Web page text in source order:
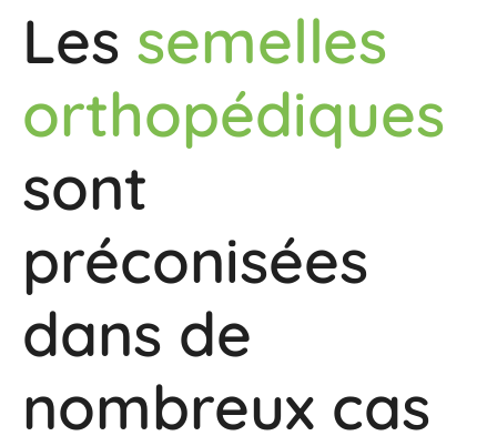
Les semelles
orthopédiques
sont
préconisées
dans de
nombreux cas